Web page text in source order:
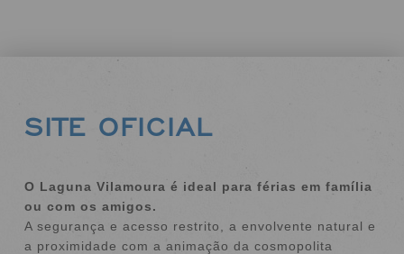
SITE OFICIAL
O Laguna Vilamoura é ideal para férias em família
ou com os amigos.
A segurança e acesso restrito, a envolvente natural e
a proximidade com a animação da cosmopolita